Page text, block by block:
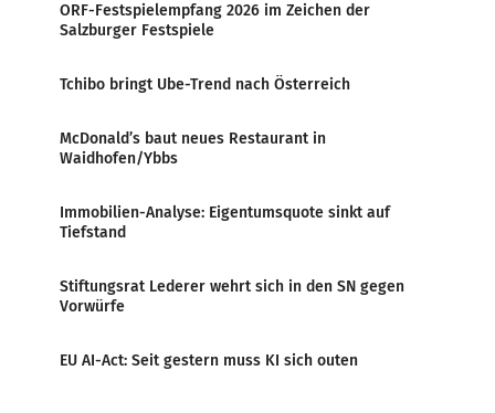
ORF-Festspielempfang 2026 im Zeichen der
Salzburger Festspiele
Tchibo bringt Ube-Trend nach Österreich
McDonald’s baut neues Restaurant in
Waidhofen/Ybbs
Immobilien-Analyse: Eigentumsquote sinkt auf
Tiefstand
Stiftungsrat Lederer wehrt sich in den SN gegen
Vorwürfe
EU AI-Act: Seit gestern muss KI sich outen